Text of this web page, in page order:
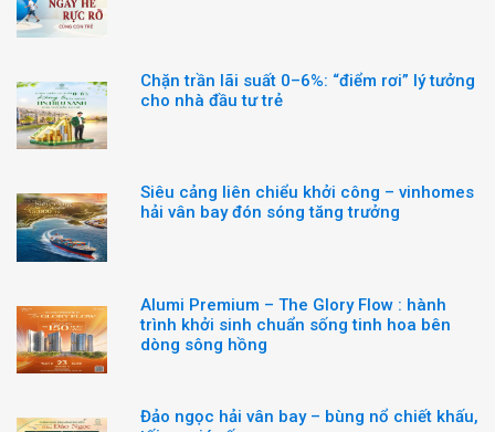
Chặn trần lãi suất 0–6%: “điểm rơi” lý tưởng
cho nhà đầu tư trẻ
Siêu cảng liên chiểu khởi công – vinhomes
hải vân bay đón sóng tăng trưởng
Alumi Premium – The Glory Flow : hành
trình khởi sinh chuẩn sống tinh hoa bên
dòng sông hồng
Đảo ngọc hải vân bay – bùng nổ chiết khấu,